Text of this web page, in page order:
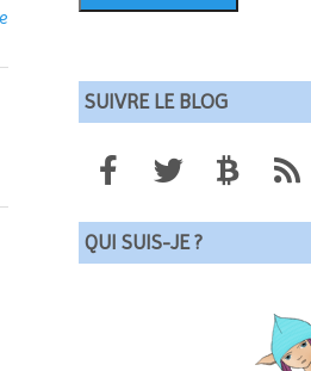
SUIVRE LE BLOG
QUI SUIS-JE ?